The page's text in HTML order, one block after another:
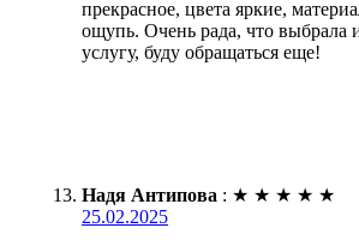
прекрасное, цвета яркие,
ощупь. Очень рада, что выбрала
услугу, буду обращаться еще!
Надя Антипова : ★ ★ ★ ★ ★
25.02.2025